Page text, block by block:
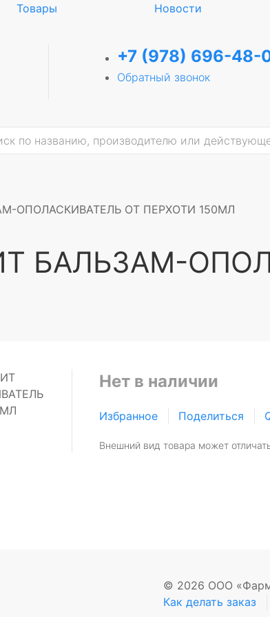
Товары Новости
+7 (978) 696-48-
Обратный звонок
ОПОЛАСКИВАТЕЛЬ ОТ ПЕРХОТИ 150МЛ
БАЛЬЗАМ-
Нет в наличии
Избранное Поделиться
Внешний вид товара может
© 2026 ООО
Как делать заказ